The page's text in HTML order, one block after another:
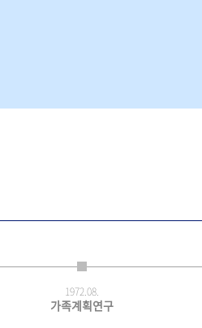
1972.08.
가족계획연구